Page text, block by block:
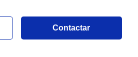
Contactar